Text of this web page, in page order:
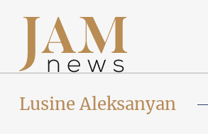
Lusine Aleksanyan